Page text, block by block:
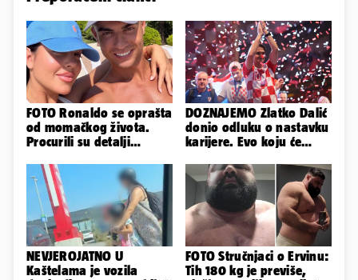
FOTO Ronaldo se oprašta
od momačkog života.
Procurili su detalji
DOZNAJEMO Zlatko Dalić
donio odluku o nastavku
karijere. Evo koju će
NEVJEROJATNO U
Kaštelama je vozila
FOTO Stručnjaci o Ervinu:
Tih 180 kg je previše,